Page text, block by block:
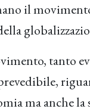
il
tanto
ma anche la